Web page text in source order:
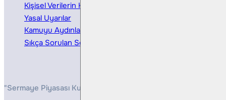
Kişisel Verilerin Korunması
Yasal Uyarılar
Kamuyu Aydınlatma
Sıkça Sorulan Sorular
"Sermaye Piyasası Kurulunun, Yatırım Hizmetleri ve